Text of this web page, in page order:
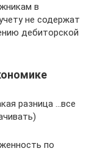
в
не содержат
дебиторской
разница …все
по